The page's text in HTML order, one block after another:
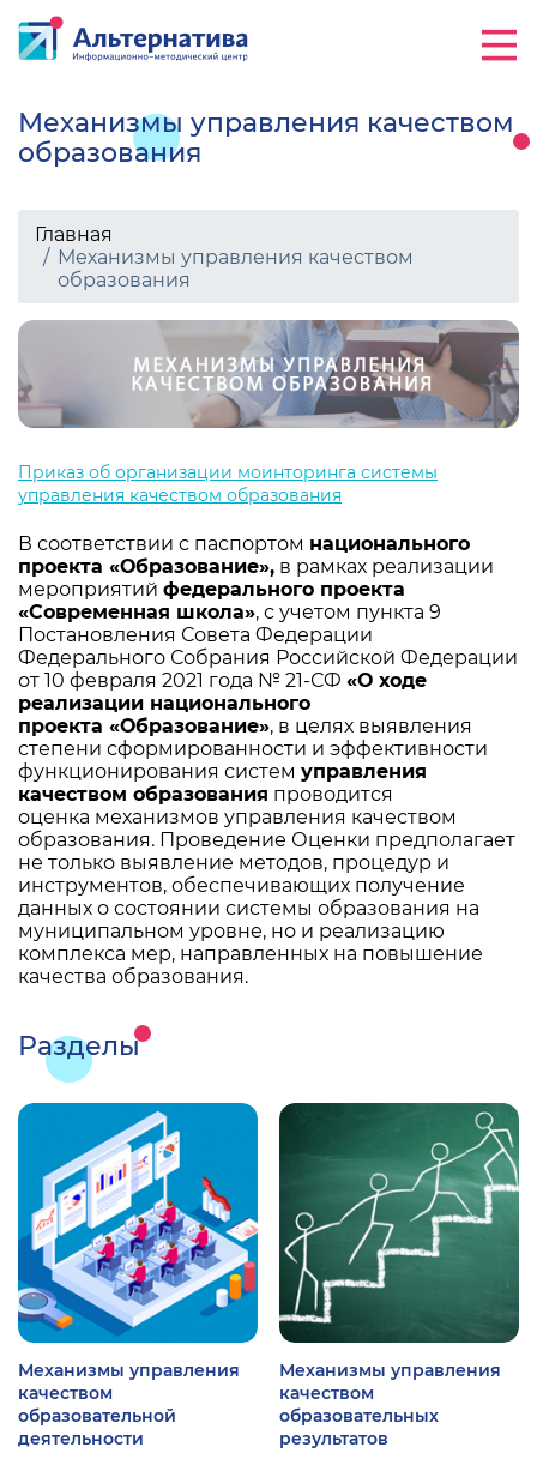
Механизмы управления качеством
образования
Главная
Механизмы управления качеством
образования
Приказ об организации моинторинга системы
управления качеством образования
В соответствии с паспортом национального
проекта «Образование», в рамках реализации
мероприятий федерального проекта
«Современная школа», с учетом пункта 9
Постановления Совета Федерации
Федерального Собрания Российской Федерации
от 10 февраля 2021 года № 21-СФ «О ходе
реализации национального
проекта «Образование», в целях выявления
степени сформированности и эффективности
функционирования систем управления
качеством образования проводится
оценка механизмов управления качеством
образования. Проведение Оценки предполагает
не только выявление методов, процедур и
инструментов, обеспечивающих получение
данных о состоянии системы образования на
муниципальном уровне, но и реализацию
комплекса мер, направленных на повышение
качества образования.
Разделы
Механизмы управления
качеством
образовательной
деятельности
Механизмы управления
качеством
образовательных
результатов